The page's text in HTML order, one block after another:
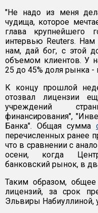
"Не надо из меня
чудища, которое
глава крупнейшего
интервью Reuters.
нам, дай бог, с этой
объемом клиентов. У
25 до 45% доля рынка -
К концу прошлой
отозвал лицензии
учреждений
финансирования",
Банка". Общая сумма
перечисленных ранее
что в сравнении с
осени, когда
банковский рынок, в
Таким образом,
лицензий, за срок
Эльвиры Набиуллиной,